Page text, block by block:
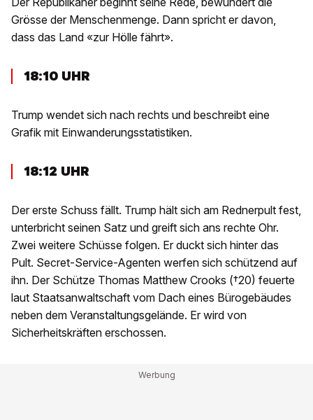
Grösse der Menschenmenge. Dann spricht er davon,
dass das Land «zur Hölle fährt».
18:10 UHR
Trump wendet sich nach rechts und beschreibt eine
Grafik mit Einwanderungsstatistiken.
18:12 UHR
Der erste Schuss fällt. Trump hält sich am Rednerpult fest,
unterbricht seinen Satz und greift sich ans rechte Ohr.
Zwei weitere Schüsse folgen. Er duckt sich hinter das
Pult. Secret-Service-Agenten werfen sich schützend auf
ihn. Der Schütze Thomas Matthew Crooks (†20) feuerte
laut Staatsanwaltschaft vom Dach eines Bürogebäudes
neben dem Veranstaltungsgelände. Er wird von
Sicherheitskräften erschossen.